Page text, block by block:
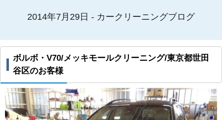
2014年7月29日 - カークリーニングブログ
ボルボ・V70/メッキモールクリーニング/東京都世田
谷区のお客様